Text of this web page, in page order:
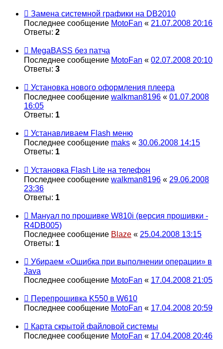
Замена системной графики на DB2010
Последнее сообщение MotoFan « 21.07.2008 20:16
Ответы: 2
MegaBASS без патча
Последнее сообщение MotoFan « 02.07.2008 20:10
Ответы: 3
Установка нового оформления плеера
Последнее сообщение walkman8196 « 01.07.2008
16:05
Ответы: 1
Устанавливаем Flash меню
Последнее сообщение maks « 30.06.2008 14:15
Ответы: 1
Установка Flash Lite на телефон
Последнее сообщение walkman8196 « 29.06.2008
23:36
Ответы: 1
Мануал по прошивке W810i (версия прошивки -
R4DB005)
Последнее сообщение Blaze « 25.04.2008 13:15
Ответы: 1
Убираем «Ошибка при выполнении операции» в
Java
Последнее сообщение MotoFan « 17.04.2008 21:05
Перепрошивка K550 в W610
Последнее сообщение MotoFan « 17.04.2008 20:59
Карта скрытой файловой системы
Последнее сообщение MotoFan « 17.04.2008 20:46